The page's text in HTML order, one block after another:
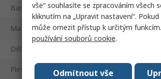
Barva
Materiál
Délka bužírky
Pletený
vše“ souhlasíte se zpracováním
kliknutím na „Upravit nastavení“.
může omezit přístup k určitým
používání souborů cookie.
Odmítnout vše